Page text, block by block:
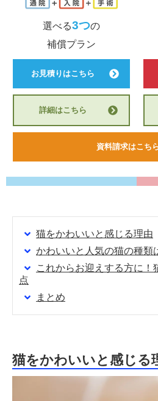
選べる3つの
補償プラン
お見積りはこちら
詳細はこちら
資料請求はこち
猫をかわいいと感じる理由
かわいいと人気の猫の種類
これからお迎えする方に！
点
まとめ
猫をかわいいと感じる